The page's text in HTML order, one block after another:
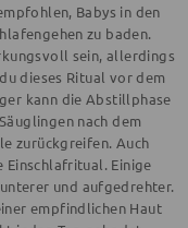
Babys in den
zu baden.
sein, allerdings
dieses Ritual vor dem
kann die Abstillphase
nach dem
zurückgreifen. Auch
Einschlafritual. Einige
und aufgedrehter.
empfindlichen Haut